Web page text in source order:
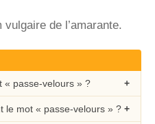
de l’amarante.
« passe-velours » ?
le mot « passe-velours » ?